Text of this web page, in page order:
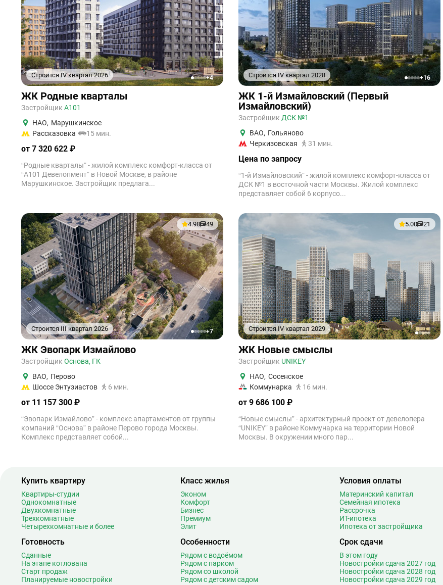
Строится IV квартал 2026
12345+4
ЖК Родные кварталы
Застройщик А101
НАО, Марушкинское
Рассказовка
15 мин.
от 7 320 622 ₽
“Родные кварталы” - жилой комплекс комфорт-класса от
“А101 Девелопмент” в Новой Москве, в районе
Марушкинское. Застройщик предлага...
Строится IV квартал 2028
12345+16
ЖК 1-й Измайловский (Первый
Измайловский)
Застройщик ДСК №1
ВАО, Гольяново
Черкизовская
31 мин.
Цена по запросу
“1-й Измайловский” - жилой комплекс комфорт-класса от
ДСК №1 в восточной части Москвы. Жилой комплекс
представляет собой 6 корпусо...
Строится III квартал 2026
4.98 49
12345+7
ЖК Эвопарк Измайлово
Застройщик Основа, ГК
ВАО, Перово
Шоссе Энтузиастов
6 мин.
от 11 157 300 ₽
“Эвопарк Измайлово” - комплекс апартаментов от группы
компаний “Основа” в районе Перово города Москвы.
Комплекс представляет собой...
Строится IV квартал 2029
5.00 21
12345
ЖК Новые смыслы
Застройщик UNIKEY
НАО, Сосенское
Коммунарка
16 мин.
от 9 686 100 ₽
“Новые смыслы” - архитектурный проект от девелопера
“UNIKEY” в районе Коммунарка на территории Новой
Москвы. В окружении много пар...
Купить квартиру
Квартиры-студии
Однокомнатные
Двухкомнатные
Трехкомнатные
Четырехкомнатные и более
Готовность
Сданные
На этапе котлована
Старт продаж
Планируемые новостройки
Класс жилья
Эконом
Комфорт
Бизнес
Премиум
Элит
Особенности
Рядом с водоёмом
Рядом с парком
Рядом со школой
Рядом с детским садом
Условия оплаты
Материнский капитал
Семейная ипотека
Рассрочка
ИТ-ипотека
Ипотека от застройщика
Срок сдачи
В этом году
Новостройки сдача 2027 год
Новостройки сдача 2028 год
Новостройки сдача 2029 год